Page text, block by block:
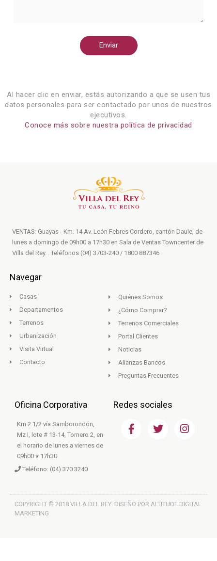
Enviar
Al hacer clic en enviar, estás autorizando a que se usen tus
datos personales para ser contactado por unos de nuestros
ejecutivos.
Conoce más sobre nuestra política de privacidad
VENTAS: Guayas - Km. 14 Av. León Febres Cordero, cantón Daule, de
lunes a domingo de 09h00 a 17h30 en Sala de Ventas Towncenter de
Villa del Rey. . Teléfonos (04) 3703-240 / 1800 887346
Navegar
Casas
Departamentos
Terrenos
Urbanización
Visita Virtual
Contacto
Quiénes Somos
¿Cómo Comprar?
Terrenos Comerciales
Portal Clientes
Noticias
Alianzas Bancos
Preguntas Frecuentes
Oficina Corporativa
Km 2 1/2 vía Samborondón,
Mz I, lote # 13-14, Tornero 2, en
el horario de lunes a viernes de
09h00 a 17h30.
Teléfono: (04) 370 3240
Redes sociales
F
a
k
T
w
I
n
a
m
COPYRIGHT © 2018 VILLA DEL REY: DISEÑO POR ALTITUDE DIGITAL
MARKETING